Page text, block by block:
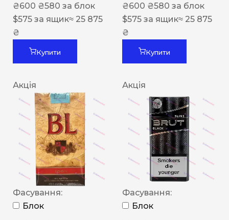
₴600 ₴580 за блок
$575 за ящик≈ 25 875
₴
Купити
₴600 ₴580 за блок
$575 за ящик≈ 25 875
₴
Купити
Акція
Фасування:
Блок
Акція
Фасування:
Блок